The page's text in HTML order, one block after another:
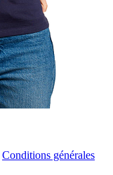
Conditions générales